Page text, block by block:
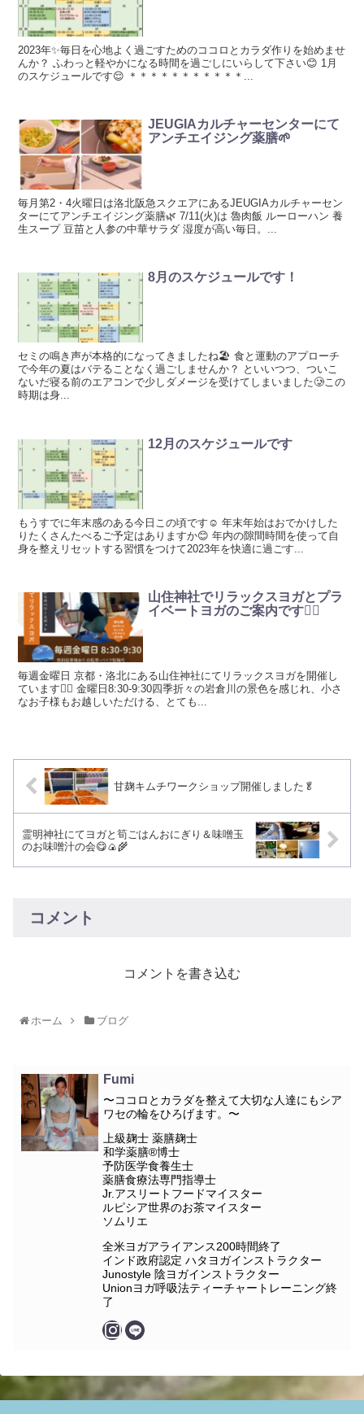
2023年✨毎日を心地よく過ごすためのココロとカラダ作りを始めませ
んか？ ふわっと軽やかになる時間を過ごしにいらして下さい😊 1月
のスケジュールです😌 ＊＊＊＊＊＊＊＊＊＊＊...
JEUGIAカルチャーセンターにて
アンチエイジング薬膳🌱
毎月第2・4火曜日は洛北阪急スクエアにあるJEUGIAカルチャーセン
ターにてアンチエイジング薬膳🌿 7/11(火)は 魯肉飯 ルーローハン 養
生スープ 豆苗と人参の中華サラダ 湿度が高い毎日。...
8月のスケジュールです！
セミの鳴き声が本格的になってきましたね🏖 食と運動のアプローチ
で今年の夏はバテることなく過ごしませんか？ といいつつ、ついこ
ないだ寝る前のエアコンで少しダメージを受けてしまいました🥲この
時期は身...
12月のスケジュールです
もうすでに年末感のある今日この頃です☺️ 年末年始はおでかけした
りたくさんたべるご予定はありますか😊 年内の隙間時間を使って自
身を整えリセットする習慣をつけて2023年を快適に過ごす...
山住神社でリラックスヨガとプラ
イベートヨガのご案内です🧘‍♀️
毎週金曜日 京都・洛北にある山住神社にてリラックスヨガを開催し
ています🧘‍♀️ 金曜日8:30-9:30四季折々の岩倉川の景色を感じれ、小さ
なお子様もお越しいただける、とても...
甘麹キムチワークショップ開催しました🥬
霊明神社にてヨガと筍ごはんおにぎり＆味噌玉
のお味噌汁の会😋🍙🌾
コメント
コメントを書き込む
ホーム ブログ
Fumi
〜ココロとカラダを整えて大切な人達にもシア
ワセの輪をひろげます。〜
上級麹士 薬膳麹士
和学薬膳®︎博士
予防医学食養生士
薬膳食療法専門指導士
Jr.アスリートフードマイスター
ルピシア世界のお茶マイスター
ソムリエ
全米ヨガアライアンス200時間終了
インド政府認定 ハタヨガインストラクター
Junostyle 陰ヨガインストラクター
Unionヨガ呼吸法ティーチャートレーニング終
了